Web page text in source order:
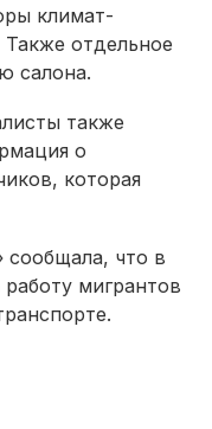
климат-
отдельное
салона.
также
о
которая
сообщала, что в
мигрантов